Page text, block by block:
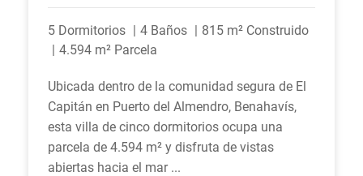
5 Dormitorios 4 Baños
815 m² Construido
4.594 m² Parcela
Ubicada dentro de la comunidad segura de El
Capitán en Puerto del Almendro, Benahavís,
esta villa de cinco dormitorios ocupa una
parcela de 4.594 m² y disfruta de vistas
abiertas hacia el mar ...